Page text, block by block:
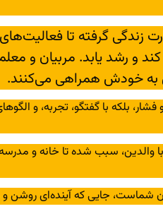
زندگی گرفته تا
رشد یابد. مربیان و
به خودش همراهی می‌کنند.
بلکه با گفتگو، تجربه، و
با والدین، سبب شده تا خانه و
شماست، جایی که آینده‌ای روشن